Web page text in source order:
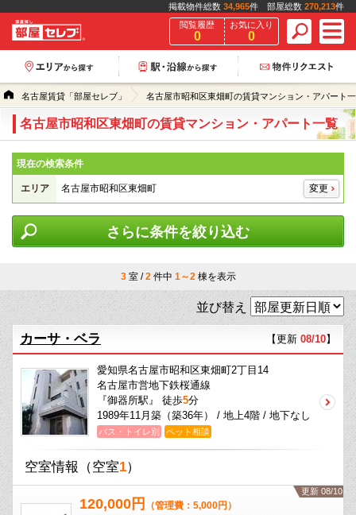
掲載物件総数 34,965件 部屋総数 270,213件
閲覧履歴
0
お気に入り
0
名古屋賃貸「部屋セレブ」 名古屋市昭和区東畑町の賃貸マンション・アパート
名古屋市昭和区東畑町の賃貸マンション・アパート一覧
現在の検索条件
エリア 名古屋市昭和区東畑町 変更
さらに条件を絞り込む
3室 /2件中 1～2棟を表示
並び替え
カーサ・ベラ 【更新 08/10】
愛知県名古屋市昭和区東畑町2丁目14
名古屋市営地下鉄桜通線
『御器所駅』 徒歩5分
1989年11月築（築36年） / 地上4階 / 地下なし
バス・トイレ別 ペット相談
空室情報 （空室1）
更新 08/10
120,000円 （管理費：5,000円）